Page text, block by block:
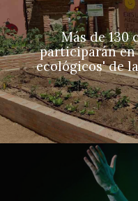
Más de 130
participarán en
ecológicos' de